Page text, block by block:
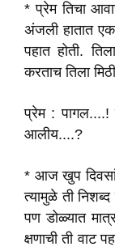
* प्रेम तिचा
अंजली हातात
पहात होती.
करताच तिला
प्रेम : पागल....!
आलीय....?
* आज खुप
त्यामुळे ती
पण डोळ्यात
क्षणाची ती वाट